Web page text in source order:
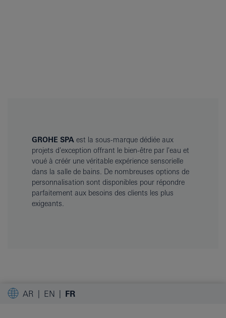
GROHE SPA est la sous-marque dédiée aux
projets d'exception offrant le bien-être par l'eau et
voué à créér une véritable expérience sensorielle
dans la salle de bains. De nombreuses options de
personnalisation sont disponibles pour répondre
parfaitement aux besoins des clients les plus
exigeants.
AR EN FR